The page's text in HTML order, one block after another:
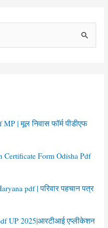
| मूल निवास फॉर्म पीडीएफ
Certificate Form Odisha Pdf
pdf | परिवार पहचान पत्र
UP 2025|आरटीआई एप्लीकेशन